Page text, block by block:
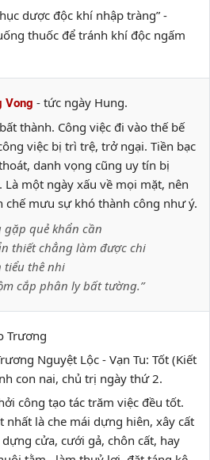
dược độc khí nhập tràng” -
thuốc để tránh khí độc ngấm
Vong - tức ngày Hung.
thành. Công việc đi vào thế bế
việc bị trì trệ, trở ngại. Tiền bạc
danh vọng cũng uy tín bị
Là một ngày xấu về mọi mặt, nên
chế mưu sự khó thành công như ý.
gặp quẻ khẩn cần
thiết chẳng làm được chi
tiểu thê nhi
cắp phân ly bất tường.”
Trương
Nguyệt Lộc - Vạn Tu: Tốt (Kiết
con nai, chủ trị ngày thứ 2.
công tạo tác trăm việc đều tốt.
nhất là che mái dựng hiên, xây cất
cửa, cưới gả, chôn cất, hay